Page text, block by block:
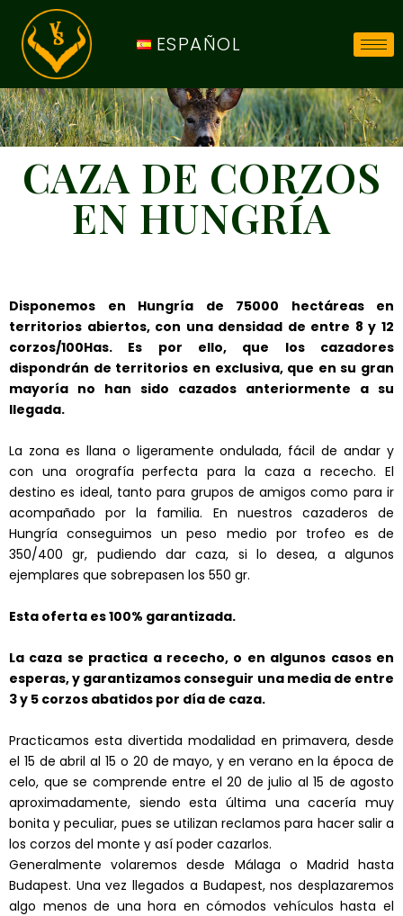
ESPAÑOL
CAZA DE CORZOS
EN HUNGRÍA
Disponemos en Hungría de 75000 hectáreas en
territorios abiertos, con una densidad de entre 8 y 12
corzos/100Has. Es por ello, que los cazadores
dispondrán de territorios en exclusiva, que en su gran
mayoría no han sido cazados anteriormente a su
llegada.
La zona es llana o ligeramente ondulada, fácil de andar y
con una orografía perfecta para la caza a rececho. El
destino es ideal, tanto para grupos de amigos como para ir
acompañado por la familia. En nuestros cazaderos de
Hungría conseguimos un peso medio por trofeo es de
350/400 gr, pudiendo dar caza, si lo desea, a algunos
ejemplares que sobrepasen los 550 gr.
Esta oferta es 100% garantizada.
La caza se practica a rececho, o en algunos casos en
esperas, y garantizamos conseguir una media de entre
3 y 5 corzos abatidos por día de caza.
Practicamos esta divertida modalidad en primavera, desde
el 15 de abril al 15 o 20 de mayo, y en verano en la época de
celo, que se comprende entre el 20 de julio al 15 de agosto
aproximadamente, siendo esta última una cacería muy
bonita y peculiar, pues se utilizan reclamos para hacer salir a
los corzos del monte y así poder cazarlos.
Generalmente volaremos desde Málaga o Madrid hasta
Budapest. Una vez llegados a Budapest, nos desplazaremos
algo menos de una hora en cómodos vehículos hasta el